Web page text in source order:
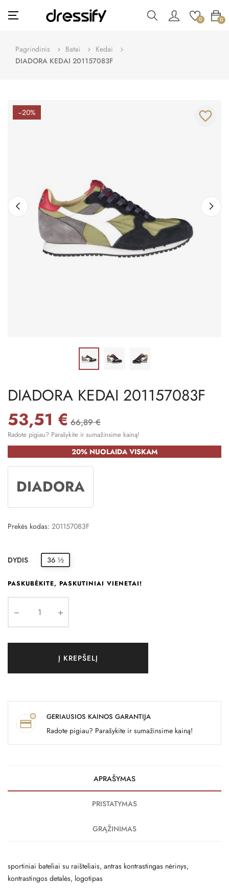
Toggle
navigation
☰ 0 0
Pagrindinis Batai
Kedai
DIADORA KEDAI 201157083F
−20% favorite_border
DIADORA KEDAI 201157083F
53,51 € 66,89 €
Radote pigiau? Parašykite ir sumažinsime kainą!
20% NUOLAIDA VISKAM
DIADORA
Prekės kodas: 201157083F
DYDIS 36 ½
PASKUBĖKITE, PASKUTINIAI VIENETAI!
Į KREPŠELĮ
GERIAUSIOS KAINOS GARANTIJA
Radote pigiau? Parašykite ir sumažinsime kainą!
APRAŠYMAS
PRISTATYMAS
GRĄŽINIMAS
sportiniai bateliai su raišteliais, antras kontrastingas nėrinys,
kontrastingos detalės, logotipas